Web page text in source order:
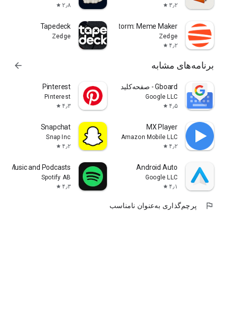
۳٫۲ star
۲٫۸ star
Sandstorm: Meme Maker
Zedge
۴٫۲ star
Tapedeck
Zedge
برنامه‌های مشابه arrow_forward
Google LLC
۴٫۵ star
Pinterest
Pinterest
۴٫۳ star
MX Player
Amazon Mobile LLC
۴٫۲ star
Snapchat
Snap Inc
۴٫۲ star
Android Auto
Google LLC
۴٫۱ star
Music and Podcasts
Spotify AB
۴٫۳ star
flag پرچم‌گذاری به‌عنوان نامناسب